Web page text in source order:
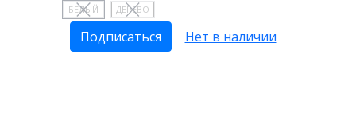
БЕЛЫЙ ДЕРЕВО
Подписаться Нет в наличии